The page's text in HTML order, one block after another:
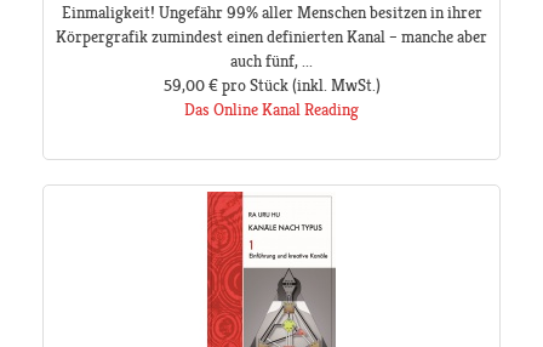
Einmaligkeit! Ungefähr 99% aller Menschen besitzen in ihrer
Körpergrafik zumindest einen definierten Kanal – manche aber
auch fünf, ...
59,00 € pro Stück(inkl. MwSt.)
Das Online Kanal Reading